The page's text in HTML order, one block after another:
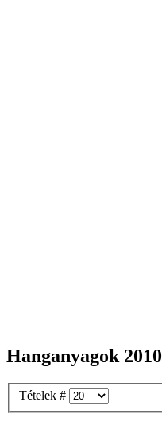
Hanganyagok 2010
Tételek #